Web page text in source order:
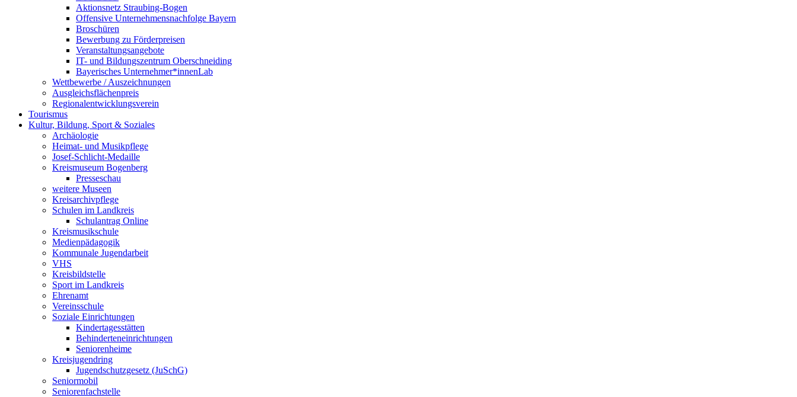
Aktionsnetz Straubing-Bogen
Offensive Unternehmensnachfolge Bayern
Broschüren
Bewerbung zu Förderpreisen
Veranstaltungsangebote
IT- und Bildungszentrum Oberschneiding
Bayerisches Unternehmer*innenLab
Wettbewerbe / Auszeichnungen
Ausgleichsflächenpreis
Regionalentwicklungsverein
Tourismus
Kultur, Bildung, Sport & Soziales
Archäologie
Heimat- und Musikpflege
Josef-Schlicht-Medaille
Kreismuseum Bogenberg
Presseschau
weitere Museen
Kreisarchivpflege
Schulen im Landkreis
Schulantrag Online
Kreismusikschule
Medienpädagogik
Kommunale Jugendarbeit
VHS
Kreisbildstelle
Sport im Landkreis
Ehrenamt
Vereinsschule
Soziale Einrichtungen
Kindertagesstätten
Behinderteneinrichtungen
Seniorenheime
Kreisjugendring
Jugendschutzgesetz (JuSchG)
Seniormobil
Seniorenfachstelle